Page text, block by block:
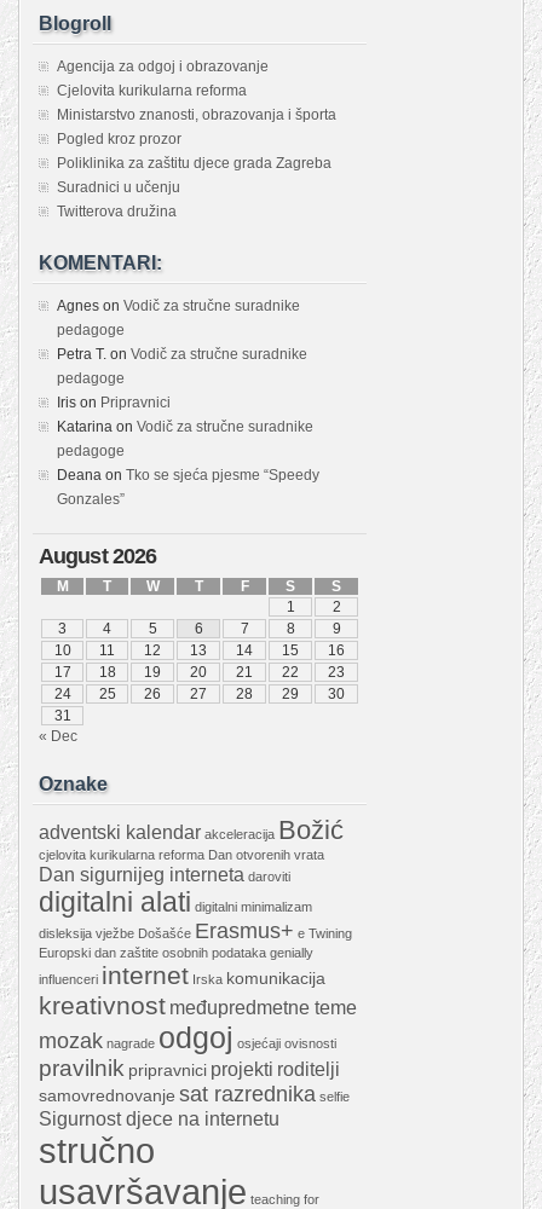
Blogroll
Agencija za odgoj i obrazovanje
Cjelovita kurikularna reforma
Ministarstvo znanosti, obrazovanja i športa
Pogled kroz prozor
Poliklinika za zaštitu djece grada Zagreba
Suradnici u učenju
Twitterova družina
KOMENTARI:
Agnes on Vodič za stručne suradnike
pedagoge
Petra T. on Vodič za stručne suradnike
pedagoge
Iris on Pripravnici
Katarina on Vodič za stručne suradnike
pedagoge
Deana on Tko se sjeća pjesme “Speedy
Gonzales”
August 2026
M T W T F S
S
1
2
3
4 5 6 7 8
9
10
11 12 13 14 15
16
17
18 19 20 21 22
23
24
25 26 27 28 29
30
31
« Dec
Oznake
adventski kalendar akceleracija Božić
cjelovita kurikularna reforma Dan otvorenih vrata
Dan sigurnijeg interneta daroviti
digitalni alati digitalni minimalizam
disleksija vježbe Došašće Erasmus+ e Twining
Europski dan zaštite osobnih podataka genially
influenceri internet Irska komunikacija
kreativnost međupredmetne teme
mozak nagrade odgoj osjećaji ovisnosti
pravilnik pripravnici projekti roditelji
samovrednovanje sat razrednika selfie
Sigurnost djece na internetu
stručno
usavršavanje teaching for